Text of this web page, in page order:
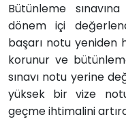
Bütünleme
dönem içi
başarı notu yeniden
korunur ve
sınavı notu yerine
yüksek bir vize
geçme ihtimalini